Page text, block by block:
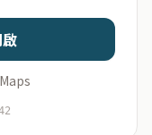
儲存於伺服器